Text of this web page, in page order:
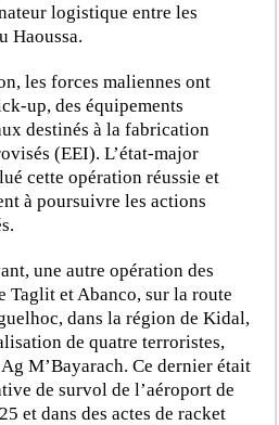
logistique entre les
Haoussa.
les forces maliennes ont
up, des équipements
destinés à la fabrication
(EEI). L’état-major
cette opération réussie et
à poursuivre les actions
une autre opération des
Taglit et Abanco, sur la route
dans la région de Kidal,
de quatre terroristes,
M’Bayarach. Ce dernier était
de survol de l’aéroport de
et dans des actes de racket